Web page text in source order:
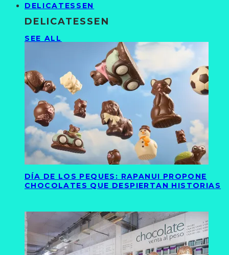
DELICATESSEN
DELICATESSEN
SEE ALL
DÍA DE LOS PEQUES: RAPANUI PROPONE
CHOCOLATES QUE DESPIERTAN HISTORIAS